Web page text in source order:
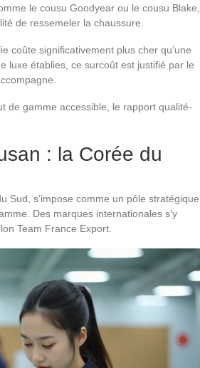
le cousu Goodyear ou le cousu Blake,
de ressemeler la chaussure.
coûte significativement plus cher qu’une
luxe établies, ce surcoût est justifié par le
de gamme accessible, le rapport qualité-
: la Corée du
Sud, s’impose comme un pôle stratégique
Des marques internationales s’y
Team France Export.